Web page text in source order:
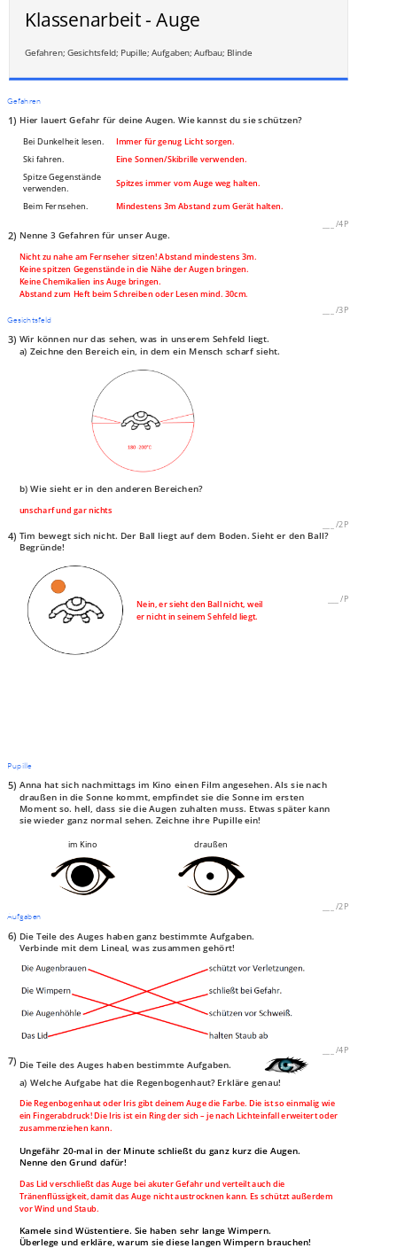
Klassenarbeit - Auge
Gefahren; Gesichtsfeld; Pupille; Aufgaben; Aufbau; Blinde
Gefahren
1) Hier lauert Gefahr für deine Augen. Wie kannst du sie schützen?
Bei Dunkelheit lesen.
Immer für genug Licht sorgen.
Ski fahren.
Eine Sonnen/Skibrille verwenden.
Spitze Gegenstände
verwenden.
Spitzes immer vom Auge weg halten.
Beim Fernsehen. Mindestens 3m Abstand zum Gerät halten.
/4P
2) Nenne 3 Gefahren für unser Auge.
Nicht zu nahe am Fernseher sitzen! Abstand mindestens 3m.
Keine spitzen Gegenstände in die Nähe der Augen bringen.
Keine Chemikalien ins Auge bringen.
Abstand zum Heft beim Schreiben oder Lesen mind. 30cm.
/3P
Gesichtsfeld
3) Wir können nur das sehen, was in unserem Sehfeld liegt.
a) Zeichne den Bereich ein, in dem ein Mensch scharf sieht.
b) Wie sieht er in den anderen Bereichen?
unscharf und gar nichts
/2P
4) Tim bewegt sich nicht. Der Ball liegt auf dem Boden. Sieht er den Ball?
Begründe!
Nein, er sieht den Ball nicht, weil
er nicht in seinem Sehfeld liegt.
/P
Pupille
5) Anna hat sich nachmittags im Kino einen Film angesehen. Als sie nach
draußen in die Sonne kommt, empfindet sie die Sonne im ersten
Moment so. hell, dass sie die Augen zuhalten muss. Etwas später kann
sie wieder ganz normal sehen. Zeichne ihre Pupille ein!
im Kino draußen
/2P
Aufgaben
6) Die Teile des Auges haben ganz bestimmte Aufgaben.
Verbinde mit dem Lineal, was zusammen gehört!
/4P
7) Die Teile des Auges haben bestimmte Aufgaben.
a) Welche Aufgabe hat die Regenbogenhaut? Erkläre genau!
Die Regenbogenhaut oder Iris gibt deinem Auge die Farbe. Die ist so einmalig wie
ein Fingerabdruck! Die Iris ist ein Ring der sich – je nach Lichteinfall erweitert oder
zusammenziehen kann.
Ungefähr 20-mal in der Minute schließt du ganz kurz die Augen.
Nenne den Grund dafür!
Das Lid verschließt das Auge bei akuter Gefahr und verteilt auch die
Tränenflüssigkeit, damit das Auge nicht austrocknen kann. Es schützt außerdem
vor Wind und Staub.
Kamele sind Wüstentiere. Sie haben sehr lange Wimpern.
Überlege und erkläre, warum sie diese langen Wimpern brauchen!